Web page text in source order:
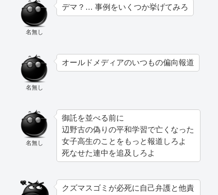
名無し
デマ？… 事例をいくつか挙げてみろ
名無し
オールドメディアのいつもの偏向報道
名無し
御託を並べる前に
辺野古の偽りの平和学習で亡くなった
女子高生のことをもっと報道しろよ
死なせた連中を追及しろよ
クズマスゴミが必死に自己弁護と他責